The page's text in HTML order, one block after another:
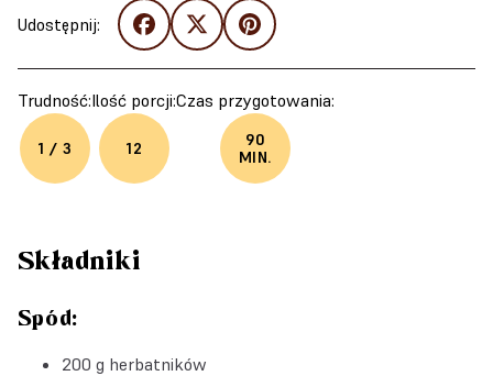
Udostępnij:
Trudność:
1 / 3
Ilość porcji:
12
Czas przygotowania:
90
MIN.
Składniki
Spód:
200 g herbatników